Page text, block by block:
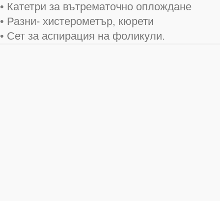
• Катетри за вътрематочно оплождане
• Разни- хистерометър, кюрети
• Сет за аспирация на фоликули.